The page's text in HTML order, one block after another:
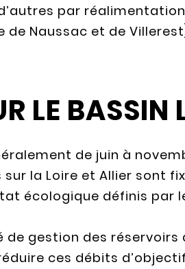
par
Naussac et de
LE BASSIN
de juin à
la Loire et Allier sont
écologique définis par le
gestion des
ces débits